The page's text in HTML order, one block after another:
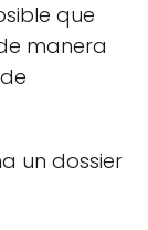
que
manera
un dossier